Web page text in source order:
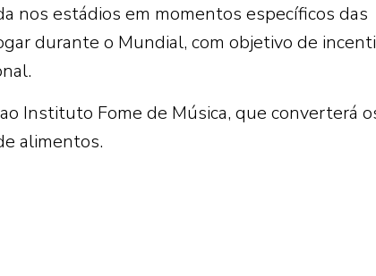
nos estádios em momentos específicos das
durante o Mundial, com objetivo de
Instituto Fome de Música, que converterá
alimentos.